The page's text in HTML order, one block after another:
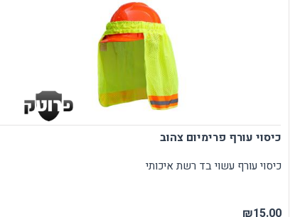
כיסוי עורף פרימיום צהוב
כיסוי עורף עשוי בד רשת איכותי
₪15.00